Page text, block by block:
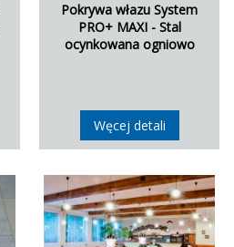
Pokrywa włazu System
PRO+ MAXI - Stal
ocynkowana ogniowo
Węcej detali